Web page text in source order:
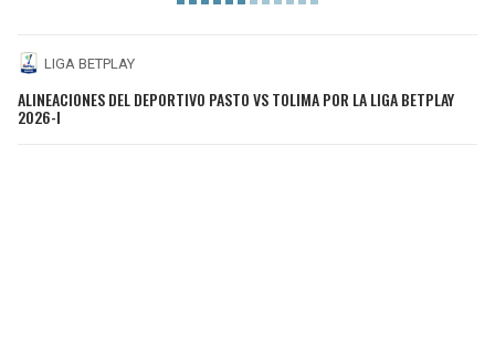
LIGA BETPLAY
ALINEACIONES DEL DEPORTIVO PASTO VS TOLIMA POR LA LIGA BETPLAY
2026-I